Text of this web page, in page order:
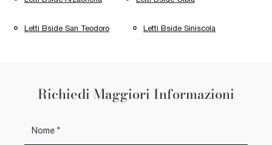
Letti Bside San Teodoro Letti Bside Siniscola
Richiedi Maggiori Informazioni